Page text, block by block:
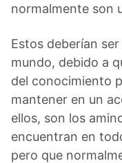
normalmente son
Estos deberían
mundo, debido a
del conocimiento
mantener en un
ellos, son los
encuentran en
pero que